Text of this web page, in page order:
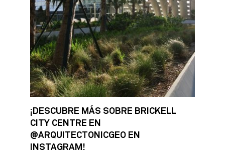
¡DESCUBRE MÁS SOBRE BRICKELL
CITY CENTRE EN
@ARQUITECTONICGEO EN
INSTAGRAM!